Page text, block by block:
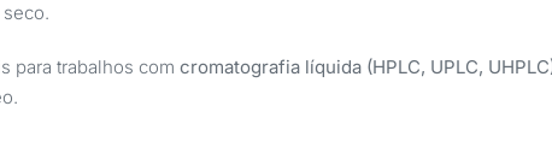
para trabalhos comcromatografia líquida (HPLC, UPLC,